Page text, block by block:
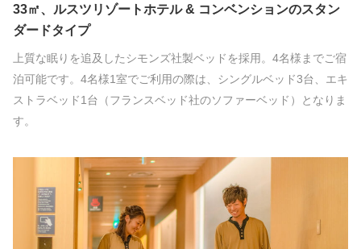
33㎡、ルスツリゾートホテル & コンベンションのスタン
ダードタイプ
上質な眠りを追及したシモンズ社製ベッドを採用。4名様までご宿
泊可能です。4名様1室でご利用の際は、シングルベッド3台、エキ
ストラベッド1台（フランスベッド社のソファーベッド）となりま
す。